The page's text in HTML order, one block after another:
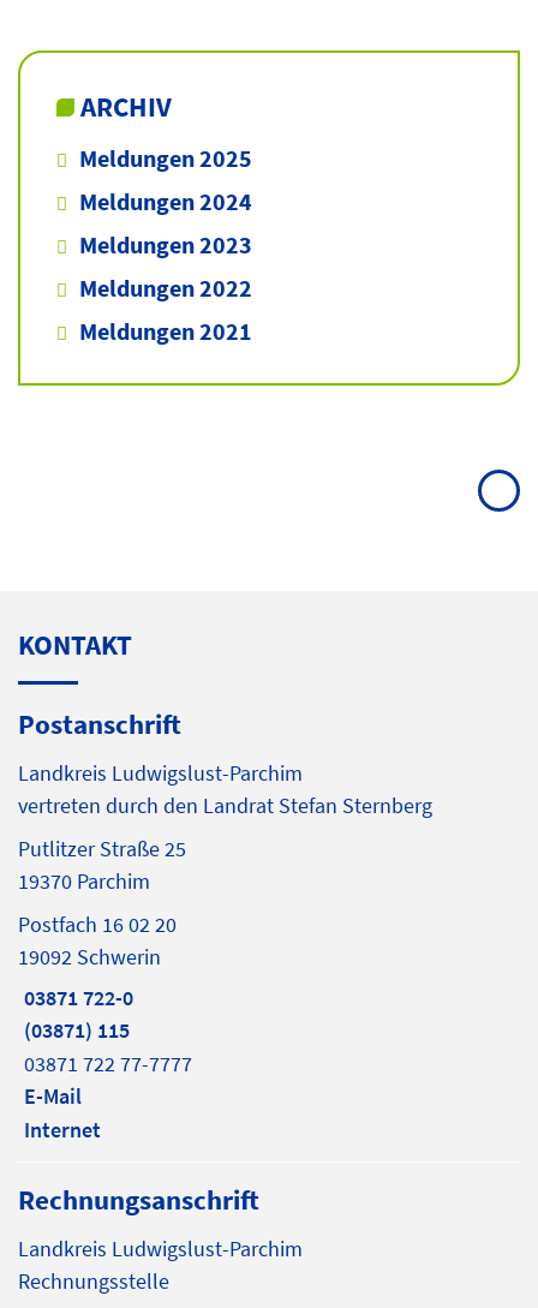
ARCHIV
Meldungen 2025
Meldungen 2024
Meldungen 2023
Meldungen 2022
Meldungen 2021
KONTAKT
Postanschrift
Landkreis Ludwigslust-Parchim
vertreten durch den Landrat Stefan Sternberg
Putlitzer Straße 25
19370 Parchim
Postfach 16 02 20
19092 Schwerin
03871 722-0
(03871) 115
03871 722 77-7777
E-Mail
Internet
Rechnungsanschrift
Landkreis Ludwigslust-Parchim
Rechnungsstelle